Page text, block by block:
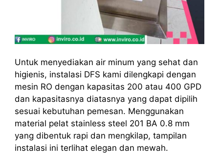
Untuk menyediakan air minum yang sehat dan
higienis, instalasi DFS kami dilengkapi dengan
mesin RO dengan kapasitas 200 atau 400 GPD
dan kapasitasnya diatasnya yang dapat dipilih
sesuai kebutuhan pemesan. Menggunakan
material pelat stainless steel 201 BA 0.8 mm
yang dibentuk rapi dan mengkilap, tampilan
instalasi ini terlihat elegan dan mewah.